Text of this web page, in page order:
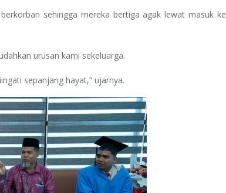
sehingga mereka bertiga agak lewat masuk ke
urusan kami sekeluarga.
sepanjang hayat,” ujarnya.